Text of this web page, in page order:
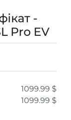
-
Pro EV
1099.99 $
1099.99 $